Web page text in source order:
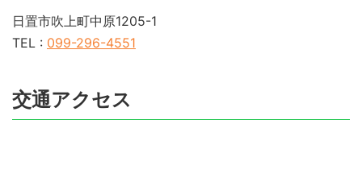
日置市吹上町中原1205-1
TEL : 099-296-4551
交通アクセス